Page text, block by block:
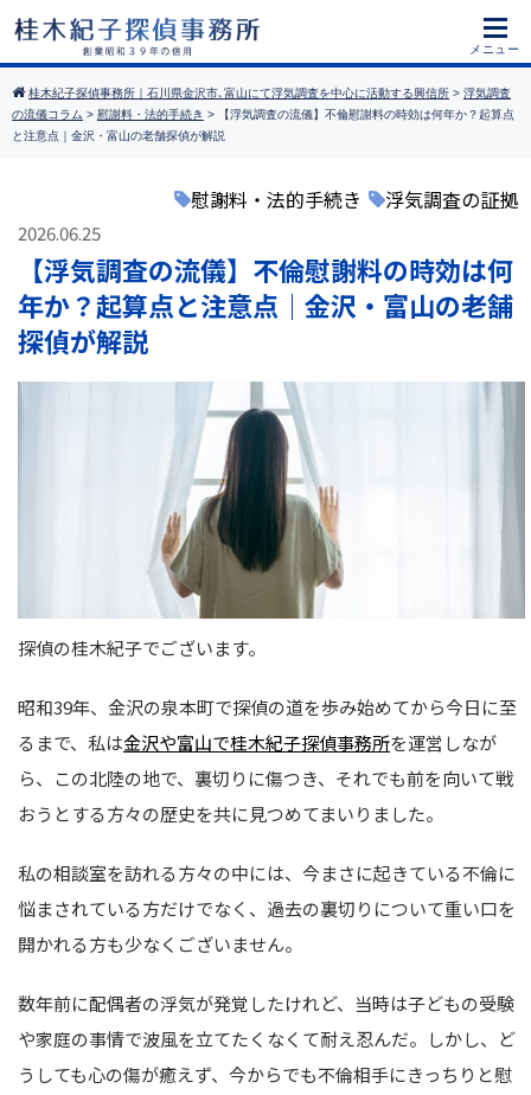
桂木紀子探偵事務所｜石川県金沢市､富山にて浮気調査を中心に活動する興信所 > 浮気調査
の流儀コラム > 慰謝料・法的手続き >
【浮気調査の流儀】不倫慰謝料の時効は何年か？起算点
と注意点｜金沢・富山の老舗探偵が解説
慰謝料・法的手続き 浮気調査の証拠
2026.06.25
【浮気調査の流儀】不倫慰謝料の時効は何
年か？起算点と注意点｜金沢・富山の老舗
探偵が解説
探偵の桂木紀子でございます。
昭和39年、金沢の泉本町で探偵の道を歩み始めてから今日に至
るまで、私は金沢や富山で桂木紀子探偵事務所を運営しなが
ら、この北陸の地で、裏切りに傷つき、それでも前を向いて戦
おうとする方々の歴史を共に見つめてまいりました。
私の相談室を訪れる方々の中には、今まさに起きている不倫に
悩まされている方だけでなく、過去の裏切りについて重い口を
開かれる方も少なくございません。
数年前に配偶者の浮気が発覚したけれど、当時は子どもの受験
や家庭の事情で波風を立てたくなくて耐え忍んだ。しかし、ど
うしても心の傷が癒えず、今からでも不倫相手にきっちりと慰